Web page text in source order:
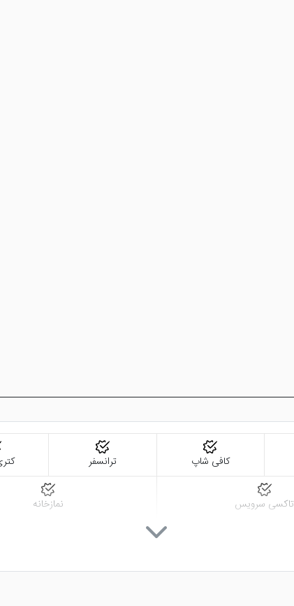
کافی شاپ ترانسفر
تاکسی سرویس نمازخانه